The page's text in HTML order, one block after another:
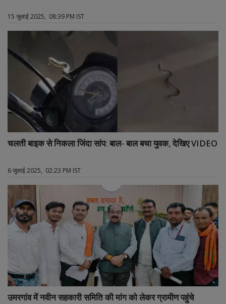
15 जुलाई 2025, 08:39 PM IST
चलती बाइक से निकला जिंदा सांप: बाल- बाल बचा युवक, देखिए VIDEO
6 जुलाई 2025, 02:23 PM IST
उमरगांव में नवीन सहकारी समिति की मांग को लेकर ग्रामीण पहुंचे